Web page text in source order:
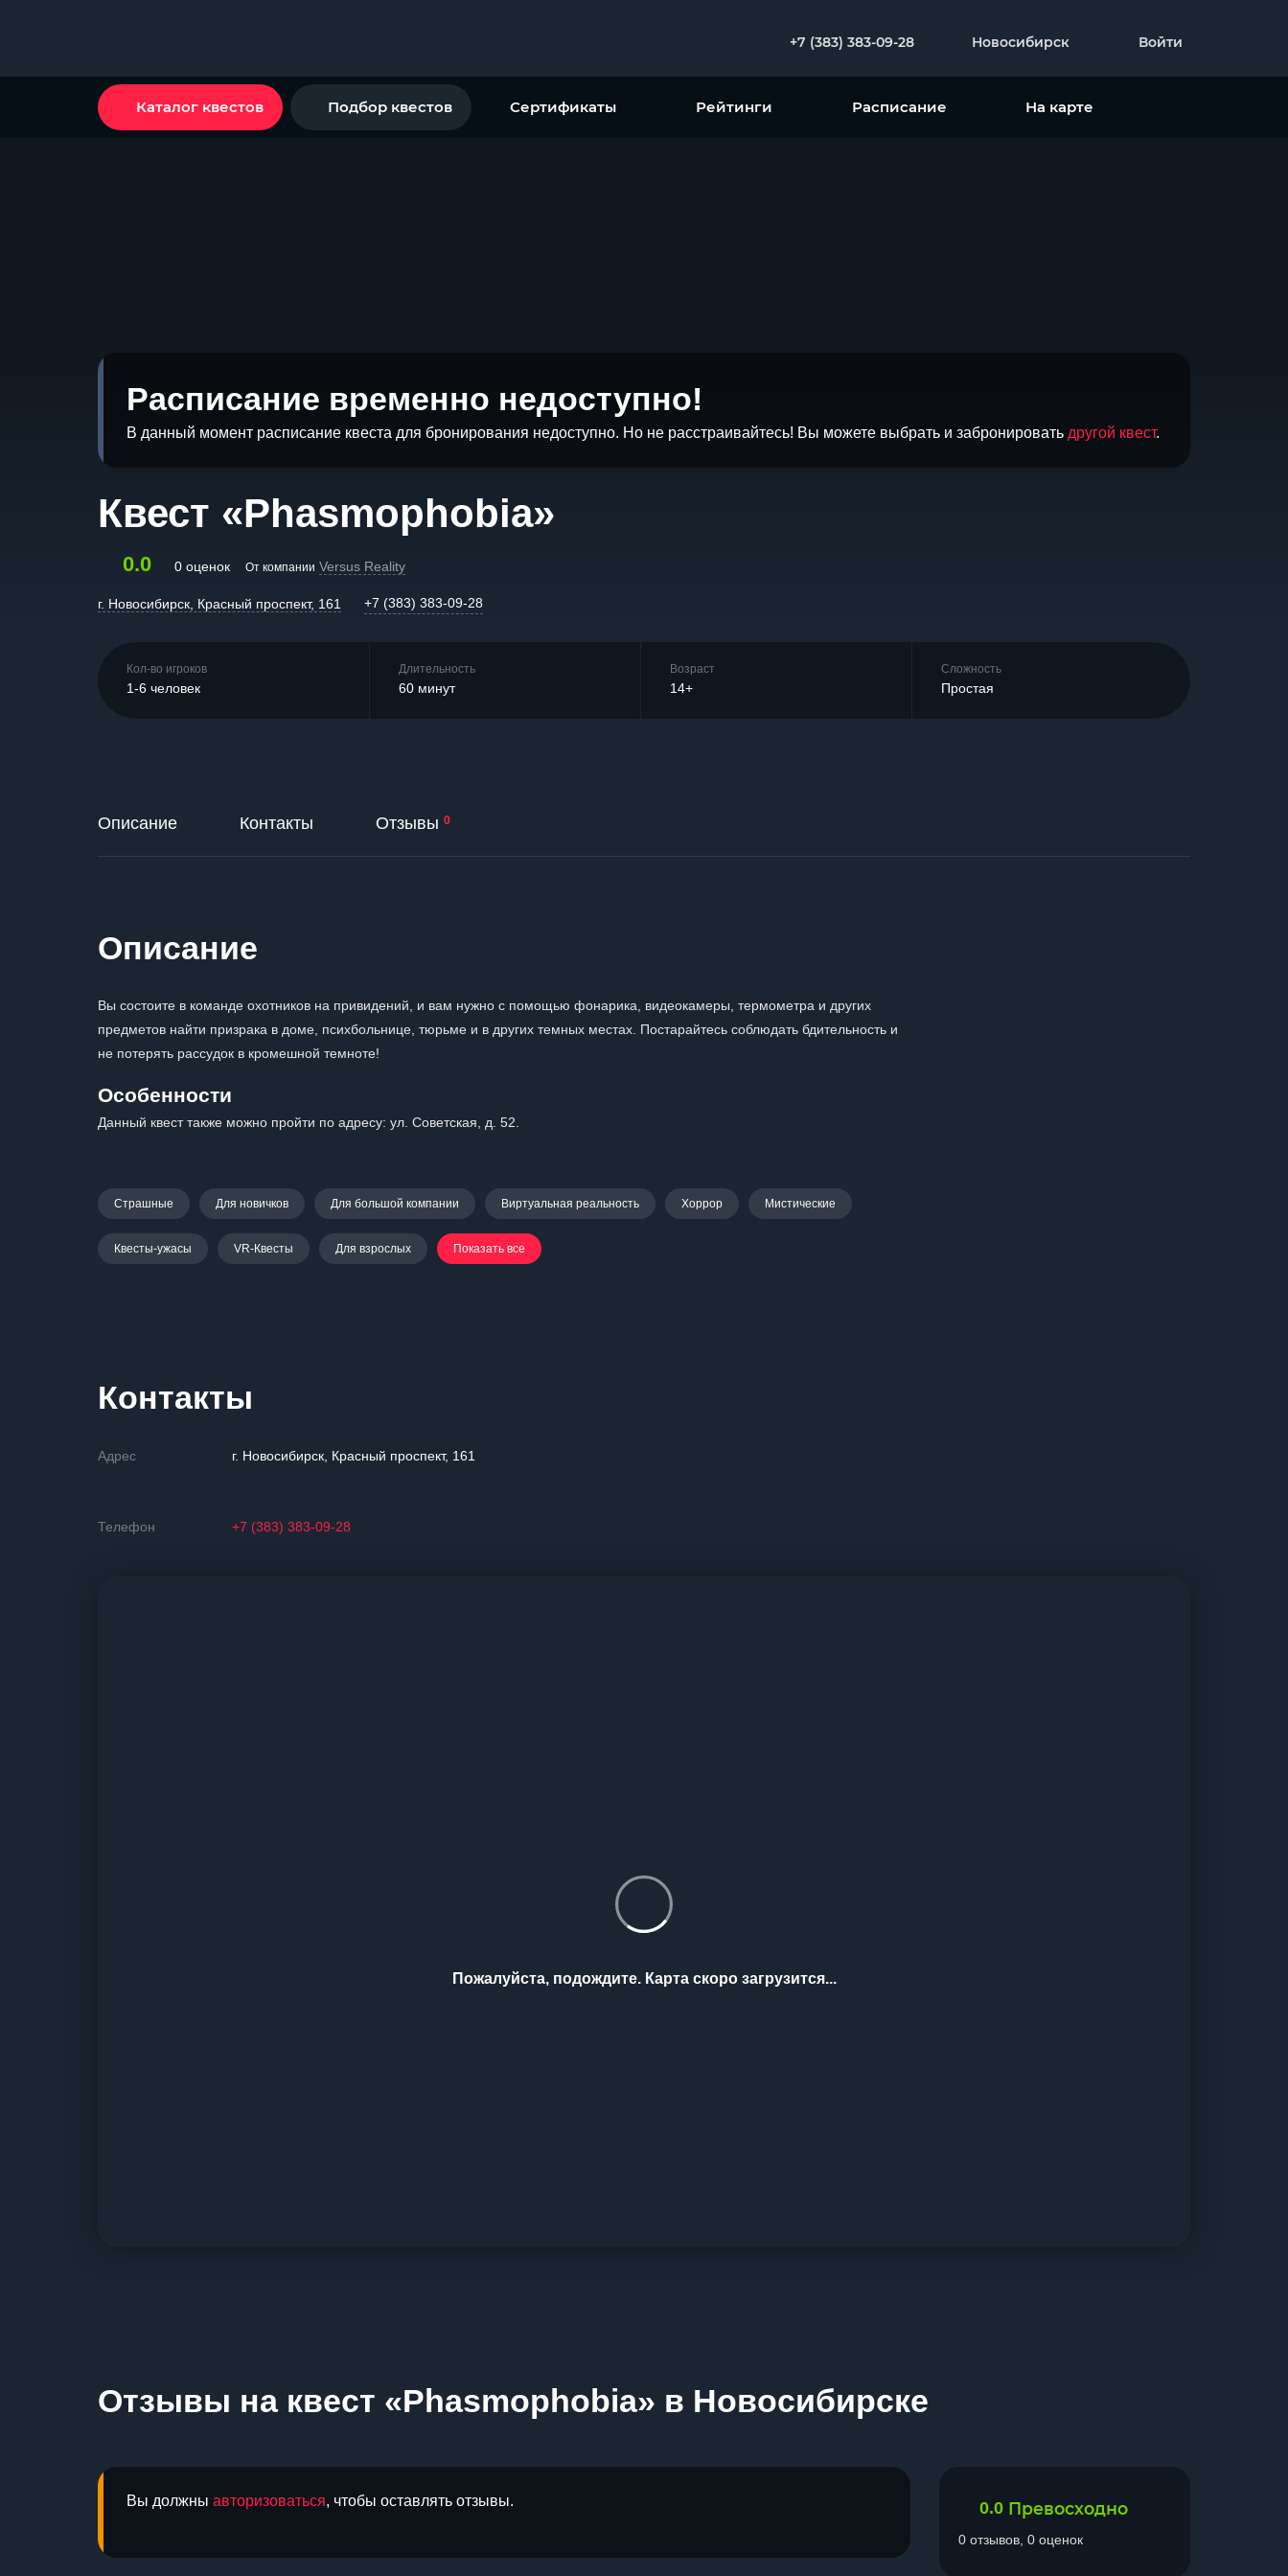
+7 (383) 383-09-28 Новосибирск Войти
Каталог квестов Подбор квестов Сертификаты Рейтинги Расписание На карте
Расписание временно недоступно!
В данный момент расписание квеста для бронирования недоступно. Но не расстраивайтесь! Вы можете выбрать и забронировать другой квест.
Квест «Phasmophobia»
0.0 0 оценок От компании Versus Reality
г. Новосибирск, Красный проспект, 161 +7 (383) 383-09-28
Кол-во игроков
1-6 человек
Длительность
60 минут
Возраст
14+
Сложность
Простая
Описание Контакты Отзывы 0
Описание
Вы состоите в команде охотников на привидений, и вам нужно с помощью фонарика, видеокамеры, термометра и других
предметов найти призрака в доме, психбольнице, тюрьме и в других темных местах. Постарайтесь соблюдать бдительность и
не потерять рассудок в кромешной темноте!
Особенности
Данный квест также можно пройти по адресу: ул. Советская, д. 52.
Страшные Для новичков Для большой компании Виртуальная реальность Хоррор Мистические
Квесты-ужасы VR-Квесты Для взрослых Показать все
Контакты
Адрес г. Новосибирск, Красный проспект, 161
Телефон +7 (383) 383-09-28
Пожалуйста, подождите. Карта скоро загрузится...
Отзывы на квест «Phasmophobia» в Новосибирске
Вы должны авторизоваться, чтобы оставлять отзывы. 0.0 Превосходно
0 отзывов, 0 оценок